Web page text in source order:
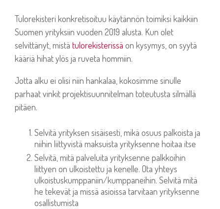
Tulorekisteri konkretisoituu käytännön toimiksi kaikkiin
Suomen yrityksiin vuoden 2019 alusta. Kun olet
selvittänyt, mistä tulorekisterissä on kysymys, on syytä
kääriä hihat ylös ja ruveta hommiin.
Jotta alku ei olisi niin hankalaa, kokosimme sinulle
parhaat vinkit projektisuunnitelman toteutusta silmällä
pitäen.
Selvitä yrityksen sisäisesti, mikä osuus palkoista ja
niihin liittyvistä maksuista yrityksenne hoitaa itse
Selvitä, mitä palveluita yrityksenne palkkoihin
liittyen on ulkoistettu ja kenelle. Ota yhteys
ulkoistuskumppaniin/kumppaneihin. Selvitä mitä
he tekevät ja missä asioissa tarvitaan yrityksenne
osallistumista